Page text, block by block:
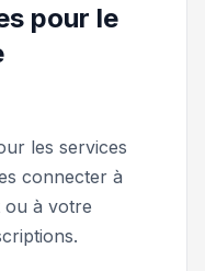
pour le
les services
connecter à
ou à votre